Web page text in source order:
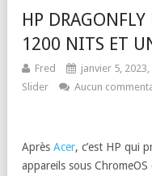
HP
1200 NITS ET
Fred janvier 5, 2023,
Slider
Aucun
Après Acer, c’est HP qui
appareils sous